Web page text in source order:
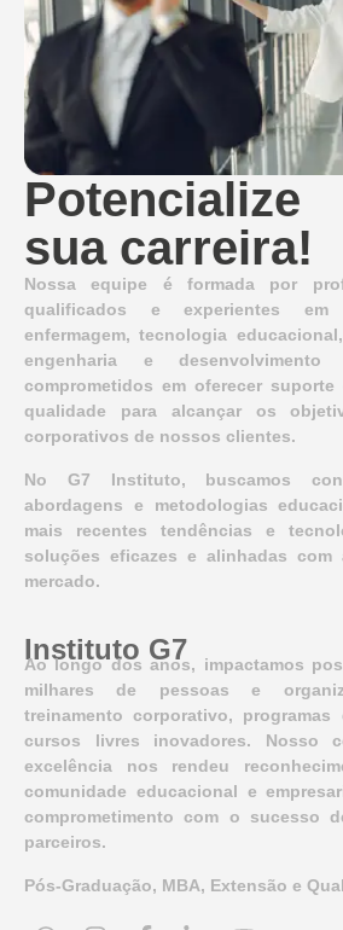
Potencialize
sua carreira!
Nossa equipe é formada por
qualificados e experientes em
enfermagem, tecnologia
engenharia e desenvolvimento
comprometidos em oferecer
qualidade para alcançar os
corporativos de nossos clientes.
No G7 Instituto, buscamos
abordagens e metodologias
mais recentes tendências e
soluções eficazes e alinhadas com
mercado.
Instituto G7
Ao longo dos anos, impactamos
milhares de pessoas e
treinamento corporativo, programas
cursos livres inovadores. Nosso
excelência nos rendeu
comunidade educacional e
comprometimento com o sucesso
parceiros.
Pós-Graduação, MBA, Extensão e